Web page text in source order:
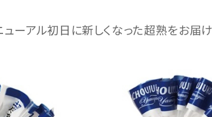
ーアル初日に新しくなった超熟をお届け